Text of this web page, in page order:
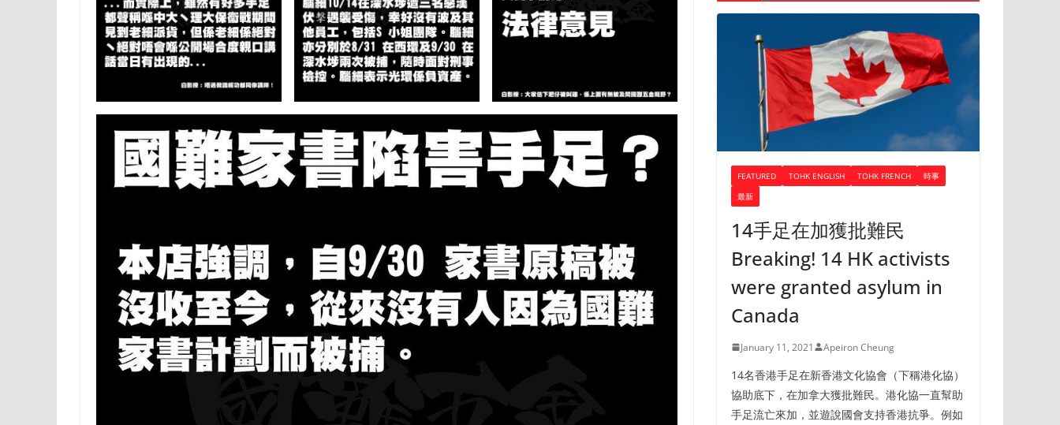
FEATURED TOHK ENGLISH TOHK FRENCH
時事
最新
14手足在加獲批難民
Breaking! 14 HK activists
were granted asylum in
Canada
January 11, 2021 Apeiron Cheung
14名香港手足在新香港文化協會（下稱港化協）
協助底下，在加拿大獲批難民。港化協一直幫助
手足流亡來加，並遊說國會支持香港抗爭。例如